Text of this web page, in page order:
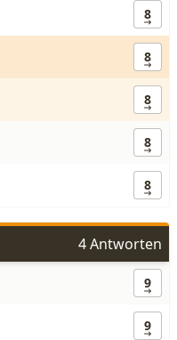
8
8
8
8
8
4 Antworten
9
9